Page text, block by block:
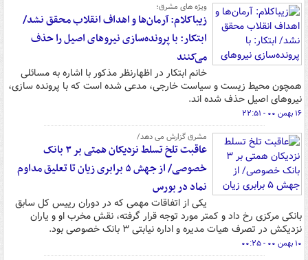
ویژه های مشرق؛
زیباکلام: آرمان‌ها و اهداف انقلاب محقق نشد/
ابتکار: با پرونده‌سازی نیروهای اصیل را حذف
می‌کنند
خانم ابتکار در اظهارنظر مذکور با اشاره به مسائلی
همچون محیط زیست و سیاست خارجی، مدعی شده است که با پرونده سازی،
نیروهای اصیل حذف شده اند.
۱۶ بهمن ۰۰ - ۲۲:۵۱
مشرق گزارش می دهد/
عاقبت تلخ تسلط نزدیکان همتی بر ۳ بانک
خصوصی/ از جهش ۵ برابری زیان تا تعلیق‌ مداوم
نماد در بورس
یکی از اتفاقات مهمی که در دوران رییس کل سابق
بانکی مرکزی رخ داد و کمتر مورد توجه قرار گرفته، نقش مخرب او و یاران
نزدیکش در تصرف هیات مدیره و اداره نیابتی ۳ بانک خصوصی بود.
۱۰ بهمن ۰۰ - ۰۰:۲۵